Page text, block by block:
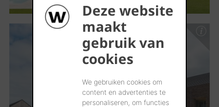
Deze website
maakt
gebruik van
cookies
We gebruiken cookies om
content en advertenties te
personaliseren, om functies